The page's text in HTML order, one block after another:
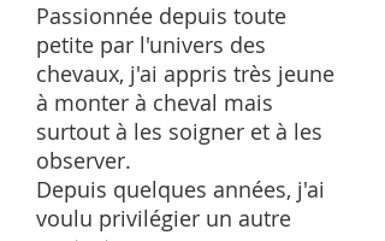
Passionnée depuis toute
petite par l'univers des
chevaux, j'ai appris très jeune
à monter à cheval mais
surtout à les soigner et à les
observer.
Depuis quelques années, j'ai
voulu privilégier un autre